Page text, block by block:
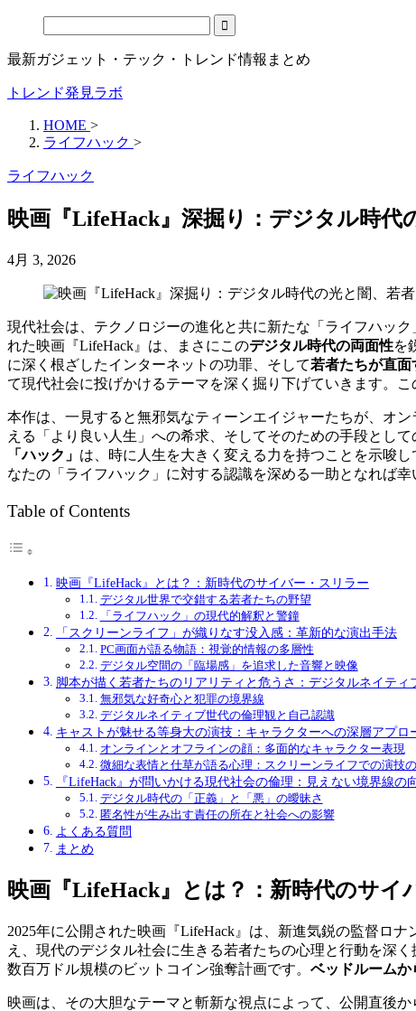
最新ガジェット・テック・トレンド情報まとめ
トレンド発見ラボ
HOME >
ライフハック >
ライフハック
映画『LifeHack』深掘り：デジタル時代
4月 3, 2026
現代社会は、テクノロジーの進化と共に新たな「ライフハッ
れた映画『LifeHack』は、まさにこのデジタル時代の両面性を
に深く根ざしたインターネットの功罪、そして若者たちが直面
て現代社会に投げかけるテーマを深く掘り下げていきます。
本作は、一見すると無邪気なティーンエイジャーたちが、オ
える「より良い人生」への希求、そしてそのための手段とし
「ハック」 は、時に人生を大きく変える力を持つことを示唆
なたの「ライフハック」に対する認識を深める一助となれば幸
Table of Contents
映画『LifeHack』とは？：新時代のサイバー・スリラー
デジタル世界で交錯する若者たちの野望
「ライフハック」の現代的解釈と警鐘
「スクリーンライフ」が織りなす没入感：革新的な演出手法
PC画面が語る物語：視覚的情報の多層性
デジタル空間の「臨場感」を追求した音響と映像
脚本が描く若者たちのリアリティと危うさ：デジタルネイティ
無邪気な好奇心と犯罪の境界線
デジタルネイティブ世代の倫理観と自己認識
キャストが魅せる等身大の演技：キャラクターへの深層アプロ
オンラインとオフラインの顔：多面的なキャラクター表現
微細な表情と仕草が語る心理：スクリーンライフでの演技
『LifeHack』が問いかける現代社会の倫理：見えない境界線の
デジタル時代の「正義」と「悪」の曖昧さ
匿名性が生み出す責任の所在と社会への影響
よくある質問
まとめ
映画『LifeHack』とは？：新時代のサイ
2025年に公開された映画『LifeHack』は、新進気鋭の監督ロナ
え、現代のデジタル社会に生きる若者たちの心理と行動を深
数百万ドル規模のビットコイン強奪計画です。 ベッドルームか
映画は、その大胆なテーマと斬新な視点によって、公開直後